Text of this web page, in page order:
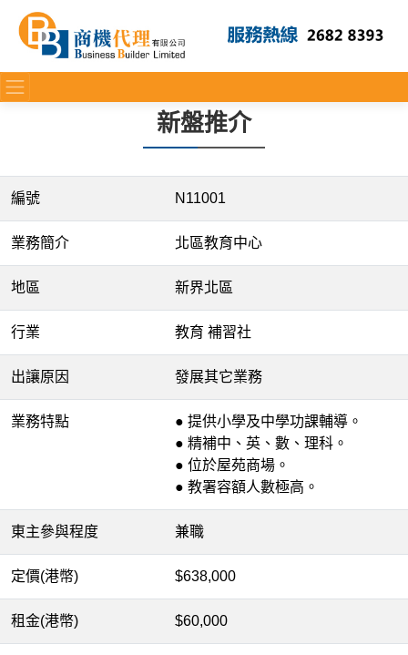
新盤推介
編號 N11001
業務簡介 北區教育中心
地區 新界北區
行業 教育 補習社
出讓原因 發展其它業務
業務特點
● 提供小學及中學功課輔導。
● 精補中、英、數、理科。
● 位於屋苑商場。
● 教署容額人數極高。
東主參與程度 兼職
定價(港幣) $638,000
租金(港幣) $60,000